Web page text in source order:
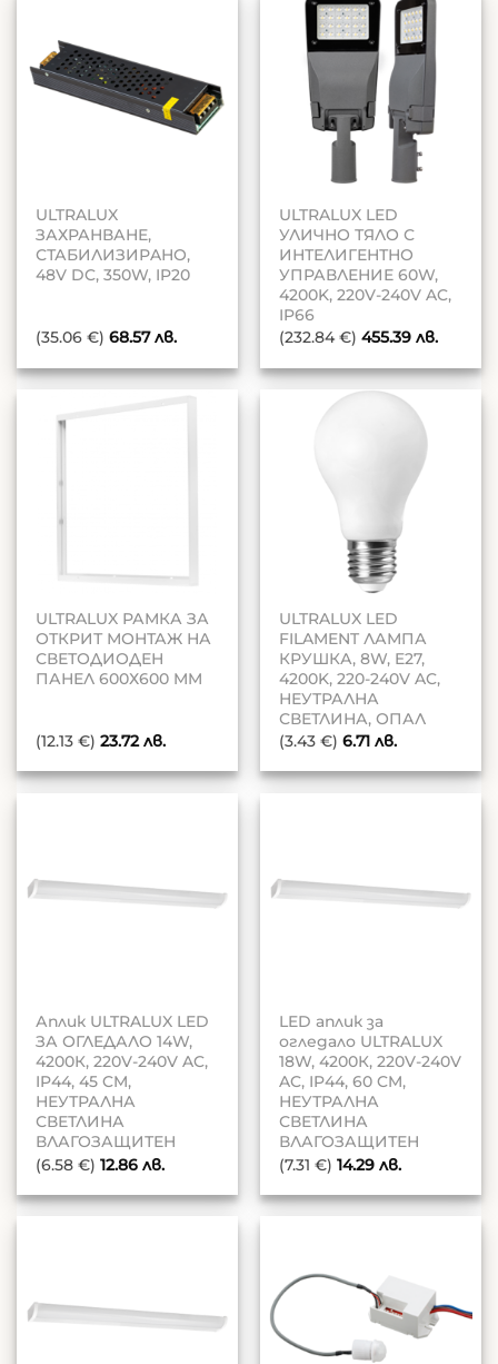
ULTRALUX
ЗАХРАНВАНЕ,
СТАБИЛИЗИРAНО,
48V DC, 350W, IP20
(35.06 €) 68.57лв.
ULTRALUX LED
УЛИЧНО ТЯЛО С
ИНТЕЛИГЕНТНО
УПРАВЛЕНИЕ 60W,
4200K, 220V-240V AC,
IP66
(232.84 €) 455.39лв.
ULTRALUX РАМКА ЗА
ОТКРИТ МОНТАЖ НА
СВЕТОДИОДЕН
ПАНЕЛ 600Х600 MM
(12.13 €) 23.72лв.
ULTRALUX LED
FILAMENT ЛАМПА
КРУШКА, 8W, E27,
4200K, 220-240V AC,
НЕУТРАЛНА
СВЕТЛИНА, ОПАЛ
(3.43 €) 6.71лв.
Аплик ULTRALUX LED
ЗА ОГЛЕДАЛО 14W,
4200К, 220V-240V AC,
IP44, 45 CM,
НЕУТРАЛНА
СВЕТЛИНА
ВЛАГОЗАЩИТЕН
(6.58 €) 12.86лв.
LED аплик за
огледало ULTRALUX
18W, 4200К, 220V-240V
AC, IP44, 60 CM,
НЕУТРАЛНА
СВЕТЛИНА
ВЛАГОЗАЩИТЕН
(7.31 €) 14.29лв.